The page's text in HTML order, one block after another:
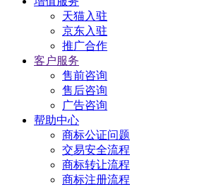
天猫入驻
京东入驻
推广合作
客户服务
售前咨询
售后咨询
广告咨询
帮助中心
商标公证问题
交易安全流程
商标转让流程
商标注册流程